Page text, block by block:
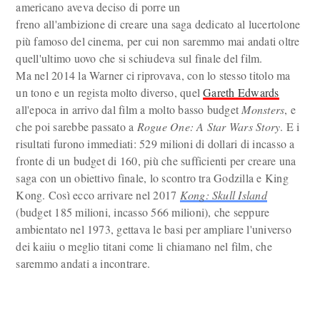
americano aveva deciso di porre un
freno all'ambizione di creare una saga dedicato al lucertolone
più famoso del cinema, per cui non saremmo mai andati oltre
quell'ultimo uovo che si schiudeva sul finale del film.
Ma nel 2014 la Warner ci riprovava, con lo stesso titolo ma
un tono e un regista molto diverso, quelGareth Edwards
all'epoca in arrivo dal film a molto basso budget Monsters, e
che poi sarebbe passato a Rogue One: A Star Wars Story. E i
risultati furono immediati: 529 milioni di dollari di incasso a
fronte di un budget di 160, più che sufficienti per creare una
saga con un obiettivo finale, lo scontro tra Godzilla e King
Kong. Così ecco arrivare nel 2017 Kong: Skull Island
(budget 185 milioni, incasso 566 milioni), che seppure
ambientato nel 1973, gettava le basi per ampliare l'universo
dei kaiiu o meglio titani come li chiamano nel film, che
saremmo andati a incontrare.